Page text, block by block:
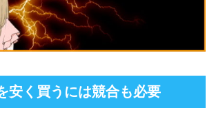
安く買うには競合も必要